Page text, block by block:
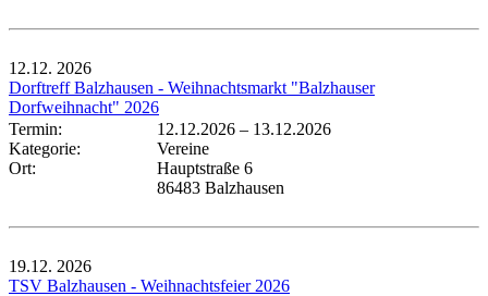
12.12. 2026
Dorftreff Balzhausen - Weihnachtsmarkt "Balzhauser
Dorfweihnacht" 2026
Termin:
12.12.2026 – 13.12.2026
Kategorie:
Vereine
Ort:
Hauptstraße 6
86483 Balzhausen
19.12. 2026
TSV Balzhausen - Weihnachtsfeier 2026